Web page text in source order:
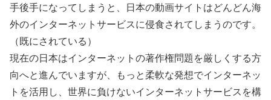
手後手になってしまうと、日本の動画サイトはどんどん海
外のインターネットサービスに侵食されてしまうのです。
（既にされている）
現在の日本はインターネットの著作権問題を厳しくする方
向へと進んでいますが、もっと柔軟な発想でインターネッ
トを活用し、世界に負けないインターネットサービスを構